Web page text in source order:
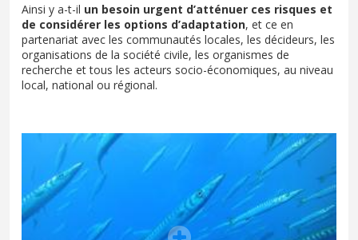
Ainsi y a-t-il un besoin urgent d’atténuer ces risques et
de considérer les options d’adaptation, et ce en
partenariat avec les communautés locales, les décideurs, les
organisations de la société civile, les organismes de
recherche et tous les acteurs socio-économiques, au niveau
local, national ou régional.